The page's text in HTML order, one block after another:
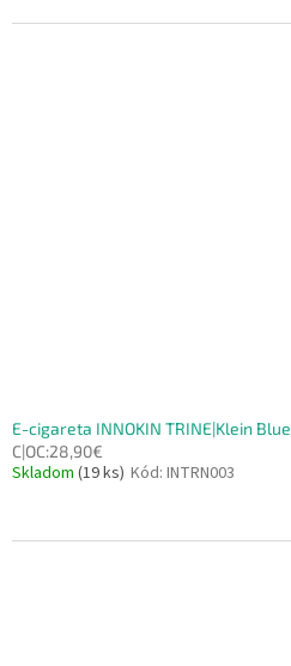
E-cigareta INNOKIN TRINE|Klein Blue
C|OC:28,90€
Skladom (19 ks) Kód: INTRN003